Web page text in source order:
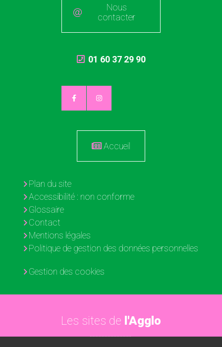
Nous
contacter
01 60 37 29 90
Accueil
Plan du site
Accessibilité : non conforme
Glossaire
Contact
Mentions légales
Politique de gestion des données personnelles
Gestion des cookies
Les sites de l'Agglo